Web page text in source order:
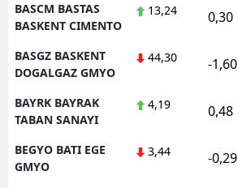
BASCM BASTAS
BASKENT CIMENTO
13,24 0,30
BASGZ BASKENT
DOGALGAZ GMYO
44,30 -1,60
BAYRK BAYRAK
TABAN SANAYI
4,19 0,48
BEGYO BATI EGE
GMYO
3,44 -0,29